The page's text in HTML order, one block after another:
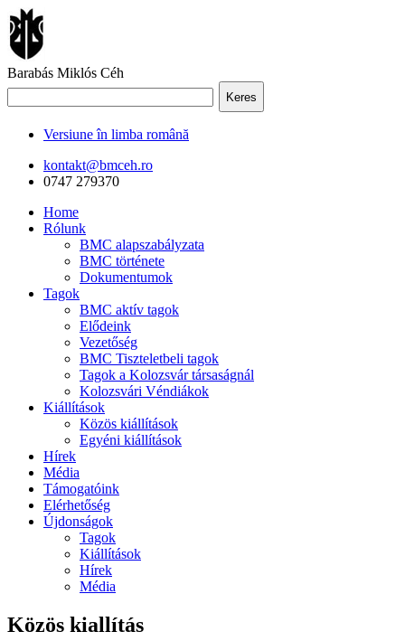
Barabás Miklós Céh
Keres
Versiune în limba română
kontakt@bmceh.ro
0747 279370
Home
Rólunk
BMC alapszabályzata
BMC története
Dokumentumok
Tagok
BMC aktív tagok
Elődeink
Vezetőség
BMC Tiszteletbeli tagok
Tagok a Kolozsvár társaságnál
Kolozsvári Véndiákok
Kiállítások
Közös kiállítások
Egyéni kiállítások
Hírek
Média
Támogatóink
Elérhetőség
Újdonságok
Tagok
Kiállítások
Hírek
Média
Közös kiallítás